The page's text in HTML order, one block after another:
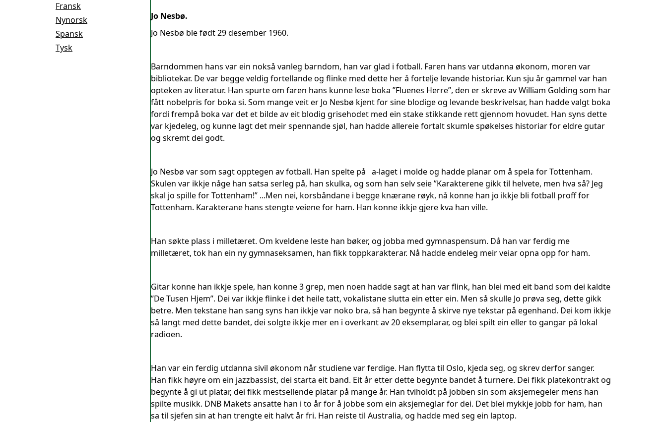
Fransk
Nynorsk
Spansk
Tysk
Jo Nesbø.
Jo Nesbø ble født 29 desember 1960.
Barndommen hans var ein nokså vanleg barndom, han var glad i fotball. Faren hans var utdanna økonom, moren var
bibliotekar. De var begge veldig fortellande og flinke med dette her å fortelje levande historiar. Kun sju år gammel var han
opteken av literatur. Han spurte om faren hans kunne lese boka ”Fluenes Herre”, den er skreve av William Golding som har
fått nobelpris for boka si. Som mange veit er Jo Nesbø kjent for sine blodige og levande beskrivelsar, han hadde valgt boka
fordi frempå boka var det et bilde av eit blodig grisehodet med ein stake stikkande rett gjennom hovudet. Han syns dette
var kjedeleg, og kunne lagt det meir spennande sjøl, han hadde allereie fortalt skumle spøkelses historiar for eldre gutar
og skremt dei godt.
Jo Nesbø var som sagt opptegen av fotball. Han spelte på a-laget i molde og hadde planar om å spela for Tottenham.
Skulen var ikkje någe han satsa serleg på, han skulka, og som han selv seie ”Karakterene gikk til helvete, men hva så? Jeg
skal jo spille for Tottenham!” ...Men nei, korsbåndane i begge knærane røyk, nå konne han jo ikkje bli fotball proff for
Tottenham. Karakterane hans stengte veiene for ham. Han konne ikkje gjere kva han ville.
Han søkte plass i milletæret. Om kveldene leste han bøker, og jobba med gymnaspensum. Då han var ferdig me
milletæret, tok han ein ny gymnaseksamen, han fikk toppkarakterar. Nå hadde endeleg meir veiar opna opp for ham.
Gitar konne han ikkje spele, han konne 3 grep, men noen hadde sagt at han var flink, han blei med eit band som dei kaldte
”De Tusen Hjem”. Dei var ikkje flinke i det heile tatt, vokalistane slutta ein etter ein. Men så skulle Jo prøva seg, dette gikk
betre. Men tekstane han sang syns han ikkje var noko bra, så han begynte å skirve nye tekstar på egenhand. Dei kom ikkje
så langt med dette bandet, dei solgte ikkje mer en i overkant av 20 eksemplarar, og blei spilt ein eller to gangar på lokal
radioen.
Han var ein ferdig utdanna sivil økonom når studiene var ferdige. Han flytta til Oslo, kjeda seg, og skrev derfor sanger.
Han fikk høyre om ein jazzbassist, dei starta eit band. Eit år etter dette begynte bandet å turnere. Dei fikk platekontrakt og
begynte å gi ut platar, dei fikk mestsellende platar på mange år. Han tviholdt på jobben sin som aksjemegeler mens han
spilte musikk. DNB Makets ansatte han i to år for å jobbe som ein aksjemeglar for dei. Det blei mykkje jobb for ham, han
sa til sjefen sin at han trengte eit halvt år fri. Han reiste til Australia, og hadde med seg ein laptop.